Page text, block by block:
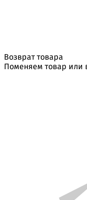
Возврат товара
Поменяем товар или